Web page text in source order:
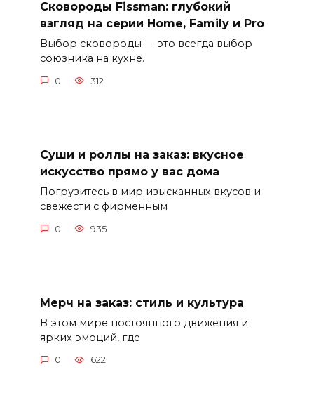
Сковороды Fissman: глубокий
взгляд на серии Home, Family и Pro
Выбор сковороды — это всегда выбор
союзника на кухне.
0 312
Суши и роллы на заказ: вкусное
искусство прямо у вас дома
Погрузитесь в мир изысканных вкусов и
свежести с фирменным
0 935
Мерч на заказ: стиль и культура
В этом мире постоянного движения и
ярких эмоций, где
0 622